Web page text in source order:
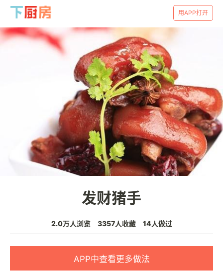
用APP打开
发财猪手
2.0万人浏览 3357人收藏 14人做过
APP中查看更多做法